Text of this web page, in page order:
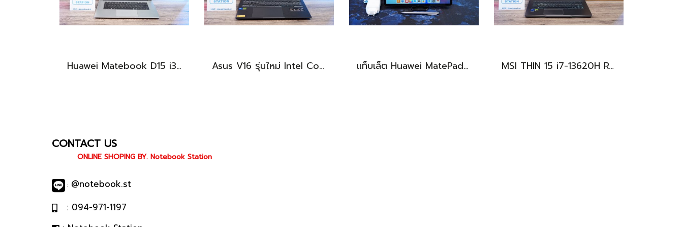
Huawei Matebook D15 i3-10110U Ram8 256GB M.2 จอ15.6นิ้ว FHD IPS 60hz สเปคทำงานทั่วไป หน้าจอใหญ่ ดีไซน์เครื่องบางเบา เครื่องพร้อมใช้งาน ขายถูกเพียง 6,990.-เท่านั้น Asus V16 รุ่นใหม่ Intel Core5-210H RTX-4050(6GB) Ram16 512GB M.2 จอ16นิ้ว WUXGA 144Hz จอสวย สเปคสูง ดีไซน์ตัวเครื่องเรียบสวยดูทันสมัย พร้แมประกันศูนย์ยาวๆถึงปี2028 ขายในราคาสุดตุ้มเพียง 25,990.-เท่านั้น แท็บเล็ต Huawei MatePad 11.5 Wi-Fi (6+128) Midnight Grey มีปากกามาให้ พร้อมใช้งาน ราคาเพียง 6,490.- MSI THIN 15 i7-13620H RTX-2050(4GB) Ram8 SSD512 จอ15.6 FHD 144Hz สเปคเกมมิ่ง คีย์บอร์ดไฟสีฟ้า ดีไซน์เรียบหรู น้ำหนักเบาไม่ถึง2kg เครื่องมีประกันศูนย์พร้อมใช้งานในราคาสุดคุ้มเพียง 18,500.-เท่านั้น
CONTACT US
ONLINE SHOPING BY. Notebook Station
: @notebook.st
: 094-971-1197